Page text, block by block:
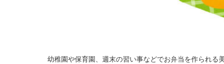
幼稚園や保育園、週末の習い事などでお弁当を作られ